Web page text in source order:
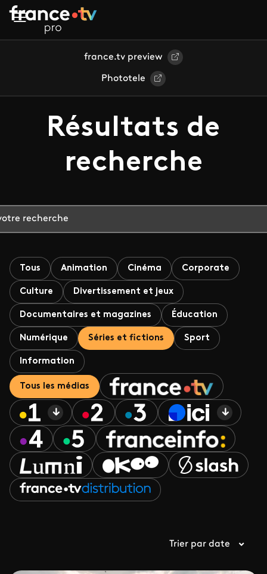
Aller au contenu principal
france.tv preview
Phototele
Résultats de
recherche
Tous Animation Cinéma Corporate
Culture Divertissement et jeux
Documentaires et magazines Éducation
Numérique Séries et fictions Sport
Information
Tous les médias
Trier par date